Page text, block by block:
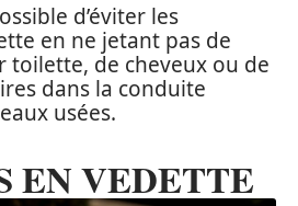
d’éviter les
en ne jetant pas de
toilette, de cheveux ou de
dans la conduite
usées.
EN VEDETTE